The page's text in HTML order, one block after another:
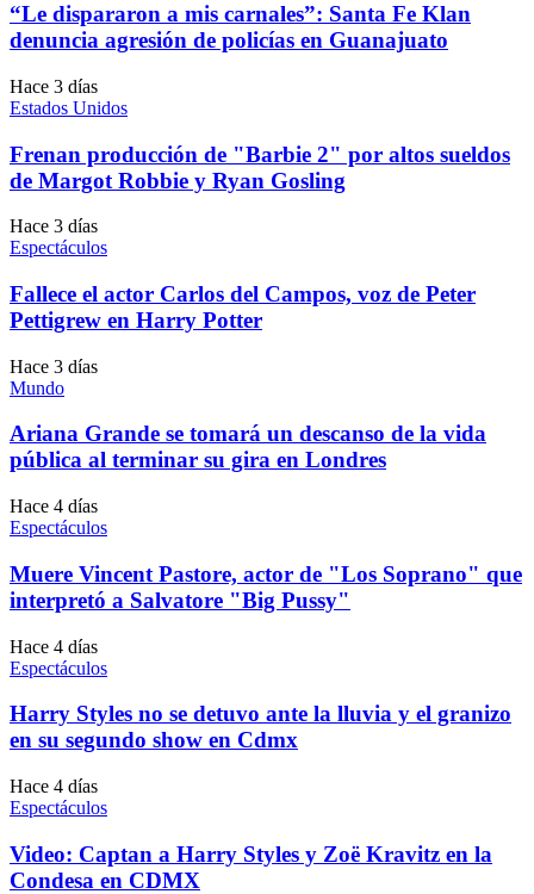
“Le dispararon a mis carnales”: Santa Fe Klan
denuncia agresión de policías en Guanajuato
Hace 3 días
Estados Unidos
Frenan producción de "Barbie 2" por altos sueldos
de Margot Robbie y Ryan Gosling
Hace 3 días
Espectáculos
Fallece el actor Carlos del Campos, voz de Peter
Pettigrew en Harry Potter
Hace 3 días
Mundo
Ariana Grande se tomará un descanso de la vida
pública al terminar su gira en Londres
Hace 4 días
Espectáculos
Muere Vincent Pastore, actor de "Los Soprano" que
interpretó a Salvatore "Big Pussy"
Hace 4 días
Espectáculos
Harry Styles no se detuvo ante la lluvia y el granizo
en su segundo show en Cdmx
Hace 4 días
Espectáculos
Video: Captan a Harry Styles y Zoë Kravitz en la
Condesa en CDMX